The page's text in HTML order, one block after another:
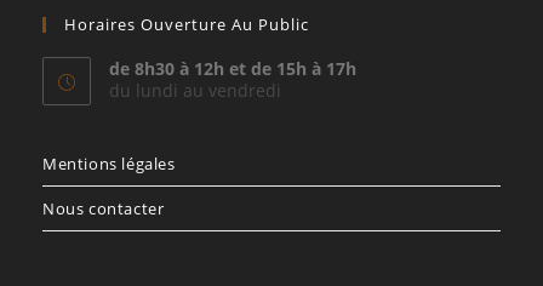
dans
un
nouvel
dans
un
nouvel
Horaires Ouverture Au Public
de 8h30 à 12h et de 15h à 17h
du lundi au vendredi
Mentions légales
Nous contacter